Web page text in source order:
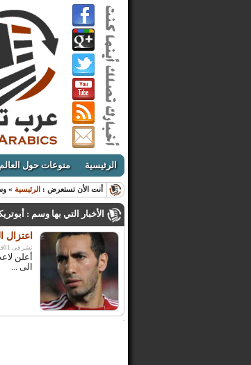
الرئيسية منوعات حول العالم
أنت الأن تستعرض : الرئيسية »
الأخبار التي بها وسم :
نشر فى 01فبراير, 2012. تحت تصنيف:
أعلن
الى ...